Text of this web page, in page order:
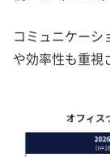
コミュニケーシ
や効率性も重視